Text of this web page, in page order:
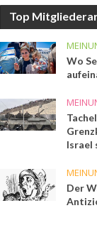
Top
Wo
Israel
Der